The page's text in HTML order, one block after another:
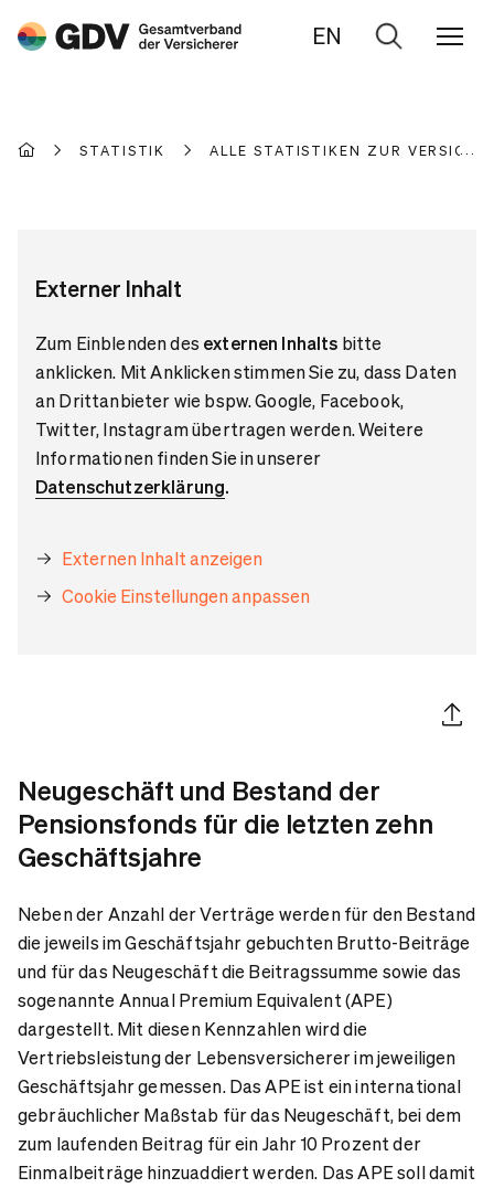
EN
Zur
STATISTIK ALLE STATISTIKEN ZUR
Externer Inhalt
Zum Einblenden des externen Inhalts bitte
anklicken. Mit Anklicken stimmen Sie zu, dass Daten
an Drittanbieter wie bspw. Google, Facebook,
Twitter, Instagram übertragen werden. Weitere
Informationen finden Sie in unserer
Datenschutzerklärung.
Externen Inhalt anzeigen
Cookie Einstellungen anpassen
Artikel
Neugeschäft und Bestand der
Pensionsfonds für die letzten zehn
Geschäftsjahre
Neben der Anzahl der Verträge werden für den Bestand
die jeweils im Geschäftsjahr gebuchten Brutto-Beiträge
und für das Neugeschäft die Beitragssumme sowie das
sogenannte Annual Premium Equivalent (APE)
dargestellt. Mit diesen Kennzahlen wird die
Vertriebsleistung der Lebensversicherer im jeweiligen
Geschäftsjahr gemessen. Das APE ist ein international
gebräuchlicher Maßstab für das Neugeschäft, bei dem
zum laufenden Beitrag für ein Jahr 10 Prozent der
Einmalbeiträge hinzuaddiert werden. Das APE soll damit